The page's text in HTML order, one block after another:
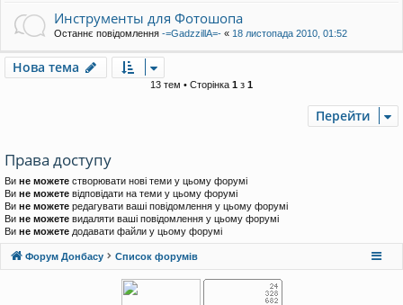
Инструменты для Фотошопа
Останнє повідомлення -=GadzzillA=- « 18 листопада 2010, 01:52
Нова тема
13 тем • Сторінка 1 з 1
Перейти
Права доступу
Ви не можете створювати нові теми у цьому форумі
Ви не можете відповідати на теми у цьому форумі
Ви не можете редагувати ваші повідомлення у цьому форумі
Ви не можете видаляти ваші повідомлення у цьому форумі
Ви не можете додавати файли у цьому форумі
Форум Донбасу Список форумів